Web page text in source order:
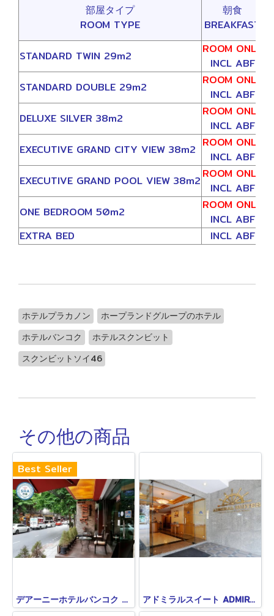
部屋タイプ
ROOM TYPE
朝食
BREAKFAST
STANDARD TWIN 29m2
ROOM ONLY
INCL ABF
STANDARD DOUBLE 29m2
ROOM ONLY
INCL ABF
DELUXE SILVER 38m2
ROOM ONLY
INCL ABF
EXECUTIVE GRAND CITY VIEW 38m2 ROOM ONLY
INCL ABF
EXECUTIVE GRAND POOL VIEW 38m2 ROOM ONLY
INCL ABF
ONE BEDROOM 50m2
ROOM ONLY
INCL ABF
EXTRA BED
INCL ABF
ホテルプラカノン
ホープランドグループのホテル
ホテルバンコク
ホテルスクンビット
スクンビットソイ46
その他の商品
Best Seller
デアーニーホテルバンコク DE ARNI HOTEL BANGKOK アドミラルスイート ADMIRAL SUITE